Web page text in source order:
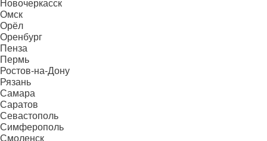
Новочеркасск
Омск
Орёл
Оренбург
Пенза
Пермь
Ростов-на-Дону
Рязань
Самара
Саратов
Севастополь
Симферополь
Смоленск